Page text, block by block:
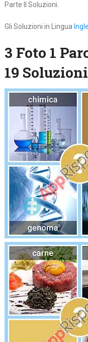
Parte II Soluzioni.
Gli Soluzioni in Lingua
3 Foto 1
19 Soluzioni